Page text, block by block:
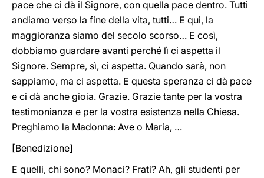
pace che ci dà il Signore, con quella pace dentro. Tutti
andiamo verso la fine della vita, tutti… E qui, la
maggioranza siamo del secolo scorso… E così,
dobbiamo guardare avanti perché lì ci aspetta il
Signore. Sempre, sì, ci aspetta. Quando sarà, non
sappiamo, ma ci aspetta. E questa speranza ci dà pace
e ci dà anche gioia. Grazie. Grazie tante per la vostra
testimonianza e per la vostra esistenza nella Chiesa.
Preghiamo la Madonna: Ave o Maria, …
[Benedizione]
E quelli, chi sono? Monaci? Frati? Ah, gli studenti per